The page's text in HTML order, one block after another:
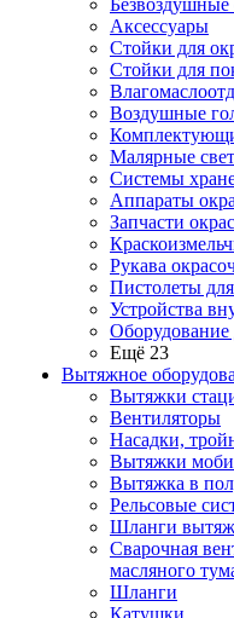
Безвоздушные
Аксессуары
Стойки для
Стойки для
Воздушные
Малярные
Системы
Аппараты
Запчасти
Рукава
Пистолеты
Устройства
Оборудование
Ещё 23
Вытяжное
Вытяжки
Вентиляторы
Насадки,
Вытяжки
Вытяжка в
Рельсовые
Шланги
Сварочная
масляного
Шланги
Катушки